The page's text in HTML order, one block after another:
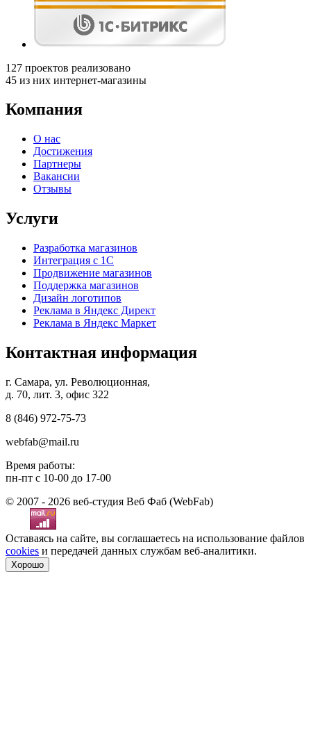
127 проектов реализовано
45 из них интернет-магазины
Компания
О нас
Достижения
Партнеры
Вакансии
Отзывы
Услуги
Разработка магазинов
Интеграция с 1С
Продвижение магазинов
Поддержка магазинов
Дизайн логотипов
Реклама в Яндекс Директ
Реклама в Яндекс Маркет
Контактная информация
г. Самара, ул. Революционная,
д. 70, лит. 3, офис 322
8 (846) 972-75-73
webfab@mail.ru
Время работы:
пн-пт с 10-00 до 17-00
© 2007 - 2026 веб-студия Веб Фаб (WebFab)
Оставаясь на сайте, вы соглашаетесь на использование файлов
cookies и передачей данных службам веб-аналитики.
Хорошо